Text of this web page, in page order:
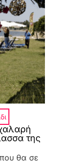
της
θα σε